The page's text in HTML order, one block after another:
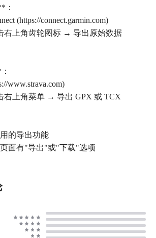
：
(https://connect.garmin.com)
右上角齿轮图标 → 导出原始数据
www.strava.com)
右上角菜单 → 导出 GPX 或 TCX
的导出功能
面有"导出"或"下载"选项